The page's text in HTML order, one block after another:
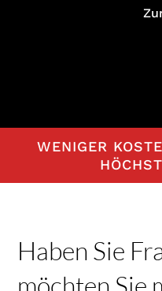
WENIGER
Haben Sie